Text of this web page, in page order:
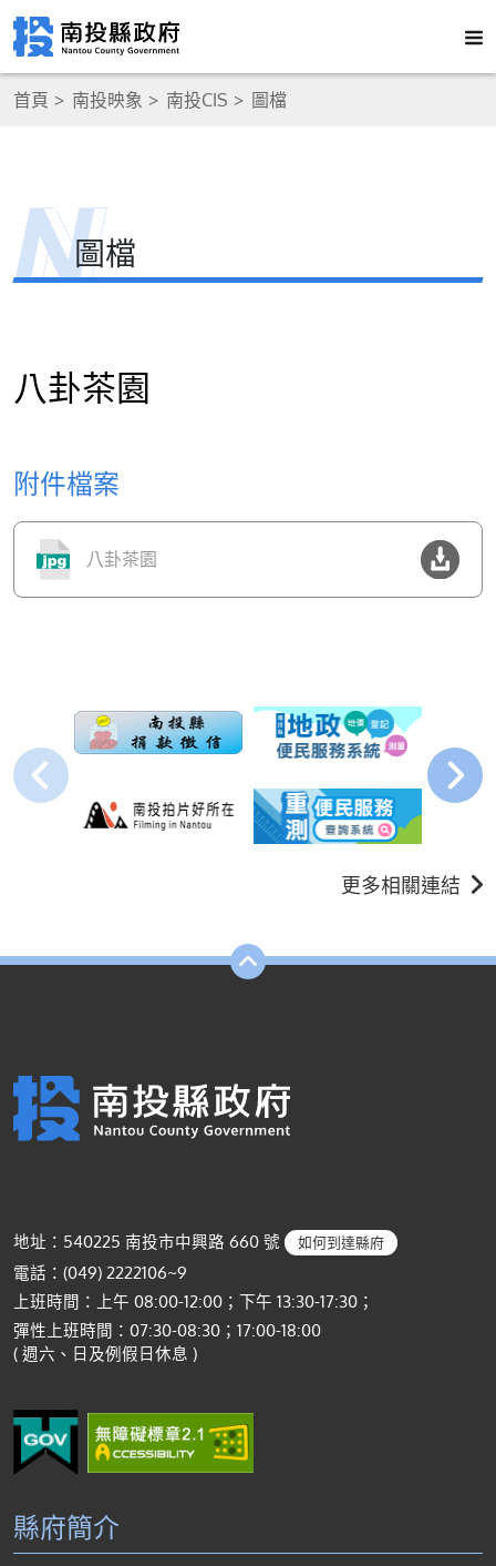
首頁 南投映象 南投CIS 圖檔
圖檔
八卦茶園
附件檔案
八卦茶園
更多相關連結
地址：540225 南投市中興路 660 號 如何到達縣府
電話：(049) 2222106~9
上班時間：上午 08:00-12:00；下午 13:30-17:30；
彈性上班時間：07:30-08:30；17:00-18:00
( 週六、日及例假日休息 )
縣府簡介